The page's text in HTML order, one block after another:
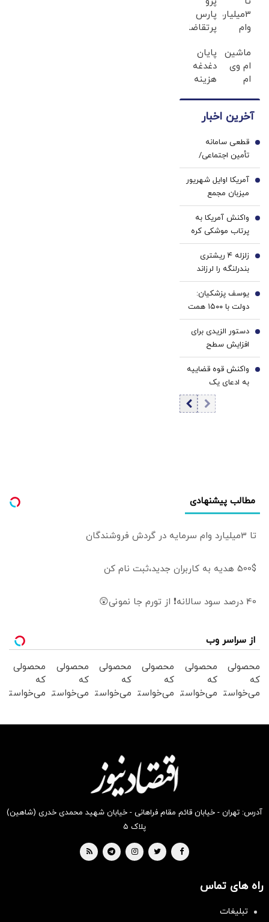
است؟
3میلیارد
وام
در
گردش
فروشندگان
پارس
پرتقاضاترین
ایران |
برای
فروشش
دست
ماشین
ام وی
ام
فروش
سریع
و راحت
بفروش
پایان
دغدغه
هزینه
پزشکی
سفید
کننده
خانگی
آخرین اخبار
قطعی سامانه
تأمین اجتماعی/
بیماران مجبور به
پرداخت آزاد هزینه
درمان شدند
1
آمریکا اوایل شهریور
میزبان مجمع
آژانس انرژی اتمی
می‌شود
2
واکنش آمریکا به
پرتاب موشکی کره
شمالی/ در حال
هماهنگی و رایزنی با
متحدان خود
هستیم
3
زلزله ۴ ریشتری
بندرلنگه را لرزاند
4
یوسف پزشکیان:
دولت با ۱۵۰۰ همت
کسری بودجه
تحویل گرفته شد/
در صورت تداوم
محاصره، صادر
می‌کنید، اما
نمی‌توانید واردات
انجام دهید
5
دستور الزیدی برای
افزایش سطح
آمادگی نیروهای
امنیتی و نظامی
عراق
6
واکنش قوه قضاییه
به ادعای یک
نماینده مجلس
درباره شهادت
7
مطالب پیشنهادی
تا 3میلیارد وام سرمایه در گردش فروشندگان
500$ هدیه به کاربران جدید،ثبت نام کن
40 درصد سود سالانه❗ از تورم جا نمونی😲
از سراسر وب
محصولی
که
می‌خواستی
محصولی
که
می‌خواستی
محصولی
که
می‌خواستی
بخر !
محصولی
که
می‌خواستی
بخر !
محصولی
که
می‌خواستی
محصولی
که
می‌خواستی
آدرس: تهران - خیابان قائم مقام فراهانی - خیابان شهید محمدی خدری (شاهین)
پلاک ۵
راه های تماس
تبلیغات